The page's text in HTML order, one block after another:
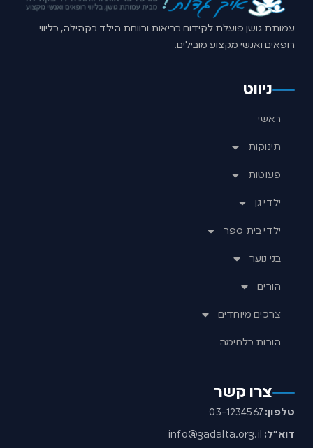
עמותת גושן פועלת לקידום בריאות ורווחת הילד בקהילה, בליווי
רופאים ואנשי מקצוע מובילים.
ניווט
ראשי
תינוקות
פעוטות
ילדי גן
ילדי בית ספר
בני נוער
הורים
צרכים מיוחדים
הורות בלחימה
צרו קשר
טלפון:03-1234567
דוא”ל: info@gadalta.org.il